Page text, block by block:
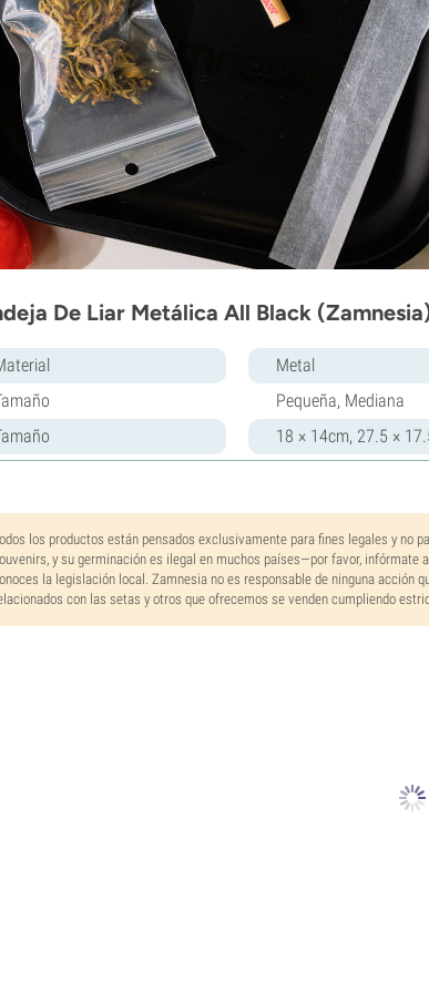
De Liar Metálica All Black
Metal
Pequeña, Mediana
18 × 14cm, 27.5 ×
los productos están pensados exclusivamente para fines legales y no
y su germinación es ilegal en muchos países—por favor,
la legislación local. Zamnesia no es responsable de ninguna acción
con las setas y otros que ofrecemos se venden cumpliendo